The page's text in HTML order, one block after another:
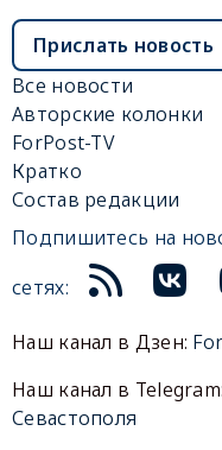
Прислать новость
Все новости
Авторские колонки
ForPost-TV
Кратко
Состав редакции
Подпишитесь на
сетях:
Наш канал в Дзен:
Наш канал в Telegram:
Севастополя